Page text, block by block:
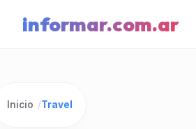
informar.com.ar
Inicio /Travel